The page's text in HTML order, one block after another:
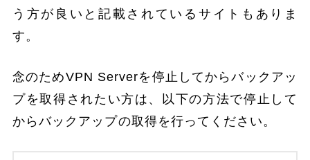
う方が良いと記載されているサイトもありま
す。
念のためVPN Serverを停止してからバックアッ
プを取得されたい方は、以下の方法で停止して
からバックアップの取得を行ってください。